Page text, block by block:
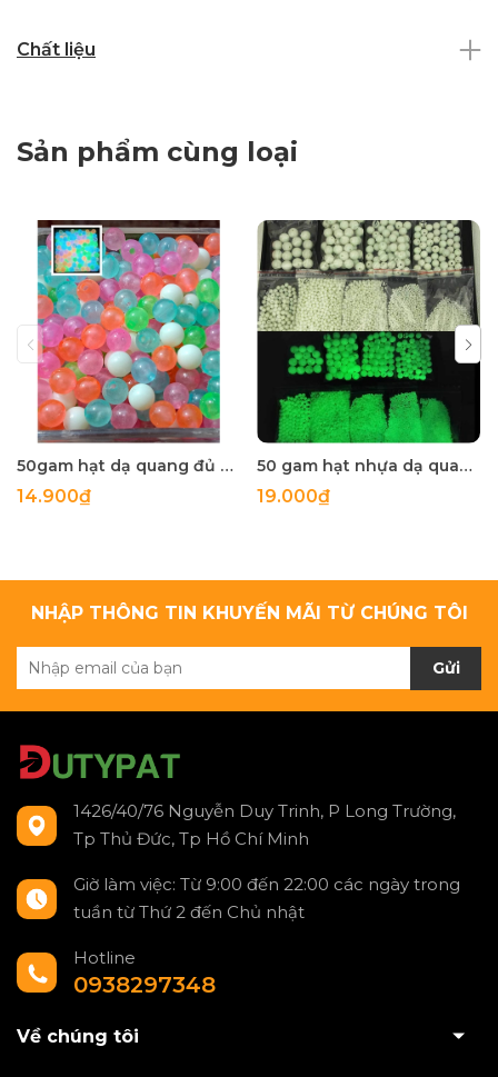
Chất liệu
Sản phẩm cùng loại
50gam hạt dạ quang đủ màu 6mm, 8mm, 10mm, 12mm, hạt nhựa tròn
14.900₫
50 gam hạt nhựa dạ quang tròn đủ size 4mm, 5mm, 6mm, 8mm, 10mm, 12mm, 14mm, 16mm ,18mm , 10mm, 22mm, 25mm
19.000₫
NHẬP THÔNG TIN KHUYẾN MÃI TỪ CHÚNG TÔI
Gửi
1426/40/76 Nguyễn Duy Trinh, P Long Trường,
Tp Thủ Đức, Tp Hồ Chí Minh
Giờ làm việc: Từ 9:00 đến 22:00 các ngày trong
tuần từ Thứ 2 đến Chủ nhật
Hotline
0938297348
Về chúng tôi